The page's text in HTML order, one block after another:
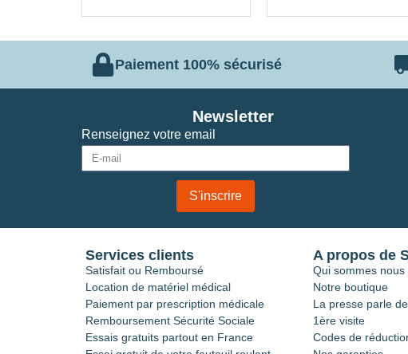
Paiement 100% sécurisé
Renseignez votre email
S'inscrire
Newsletter
Services clients
Satisfait ou Remboursé
Location de matériel médical
Paiement par prescription médicale
Remboursement Sécurité Sociale
Essais gratuits partout en France
A propos de
Qui sommes nous
Notre boutique
La presse parle
1ère visite
Codes de